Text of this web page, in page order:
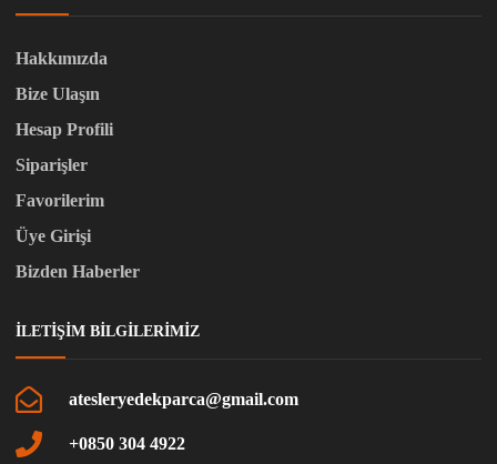
Hakkımızda
Bize Ulaşın
Hesap Profili
Siparişler
Favorilerim
Üye Girişi
Bizden Haberler
İLETIŞIM BILGILERIMIZ
atesleryedekparca@gmail.com
+0850 304 4922